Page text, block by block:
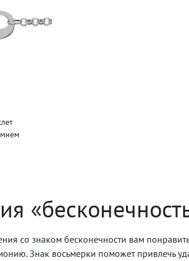
со знаком бесконечности вам
Знак восьмерки поможет привлечь